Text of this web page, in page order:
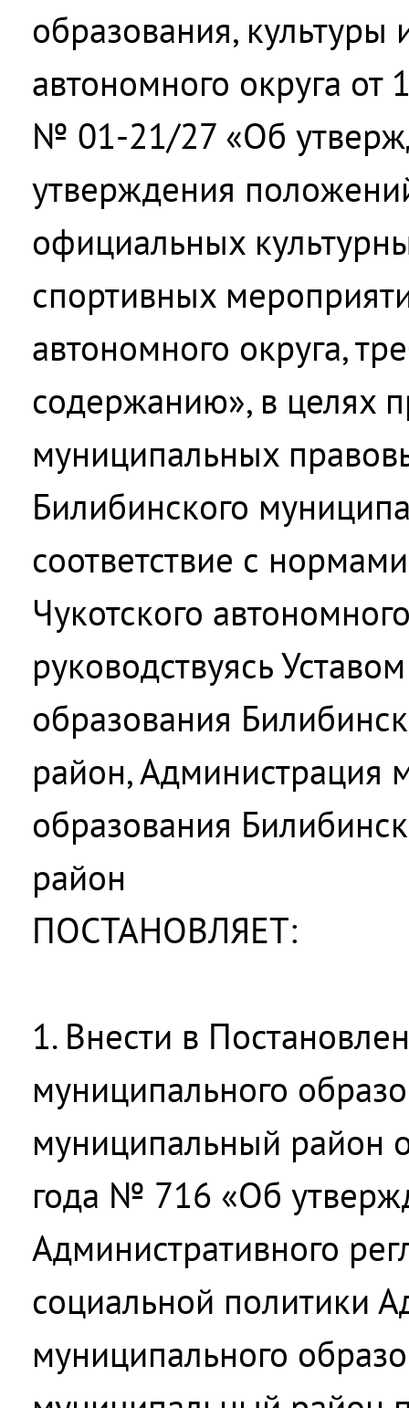
образования, культуры
автономного округа от
№ 01-21/27 «Об
утверждения
официальных
спортивных
автономного округа,
содержанию», в целях
муниципальных
Билибинского
соответствие с
Чукотского
руководствуясь
образования
район, Администрация
образования
район
ПОСТАНОВЛЯЕТ:
1. Внести в
муниципального
муниципальный район
года № 716 «Об
Административного
социальной политики
муниципального